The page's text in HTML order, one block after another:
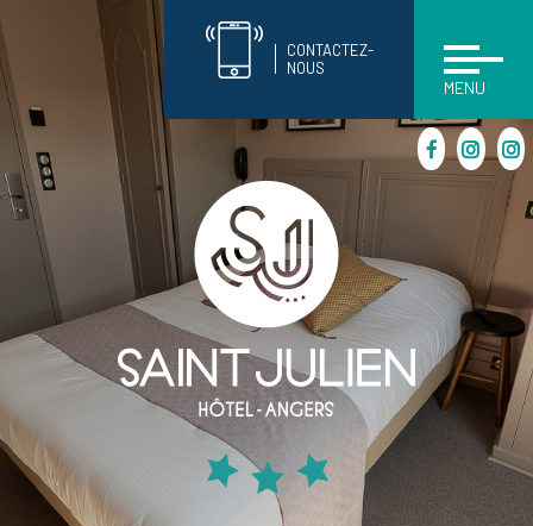
CONTACTEZ-
NOUS
MENU